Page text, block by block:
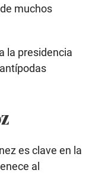
muchos
la presidencia
es clave en la
al